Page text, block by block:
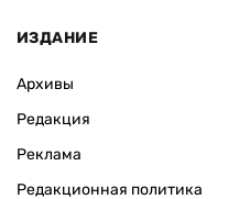
ИЗДАНИЕ
Архивы
Редакция
Реклама
Редакционная политика